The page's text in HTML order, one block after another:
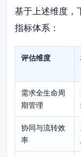
基于上述维度，
指标体系：
评估维度
需求全生命周
期管理
协同与流转效
率